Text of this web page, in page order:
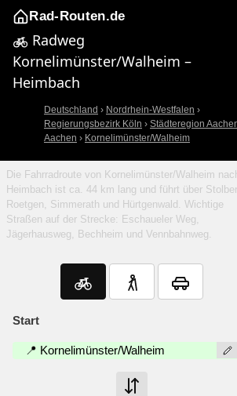
Rad-Routen.de
Radweg
Kornelimünster/Walheim –
Heimbach
Deutschland › Nordrhein-Westfalen ›
Regierungsbezirk Köln › Städteregion
Aachen › Kornelimünster/Walheim
Die Fahrradroute von Kornelimünster/Walheim
Heimbach ist ca. 44 km lang und führt über
Roetgen, Simmerath und Hürtgenwald. Wichtige
Straßen auf der Strecke: Eschaueler Weg,
Jägerhausweg, Bechheim und Vennbahnweg.
Start
📍 Kornelimünster/Walheim